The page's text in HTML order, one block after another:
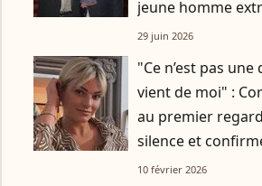
jeune homme
29 juin 2026
"Ce n’est pas
vient de moi" :
au premier
silence et
couple
10 février 2026